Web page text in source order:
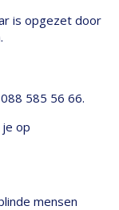
is opgezet door
585 56 66.
op
mensen